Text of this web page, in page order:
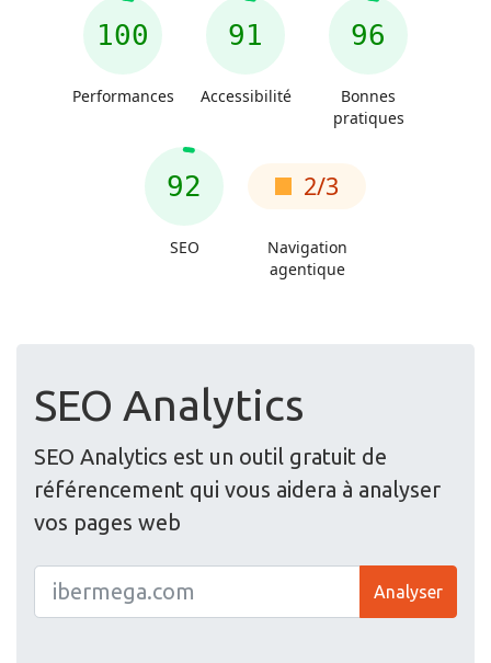
SEO Analytics
SEO Analytics est un outil gratuit de
référencement qui vous aidera à analyser
vos pages web
Analyser